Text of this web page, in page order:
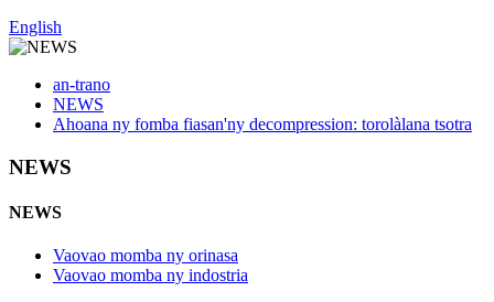
English
an-trano
NEWS
Ahoana ny fomba fiasan'ny decompression: torolàlana tsotra
NEWS
NEWS
Vaovao momba ny orinasa
Vaovao momba ny indostria